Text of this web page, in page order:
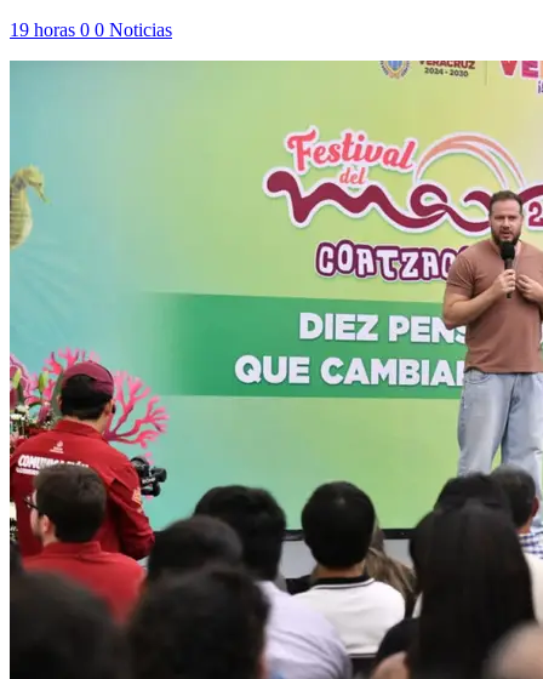
19 horas 0 0 Noticias